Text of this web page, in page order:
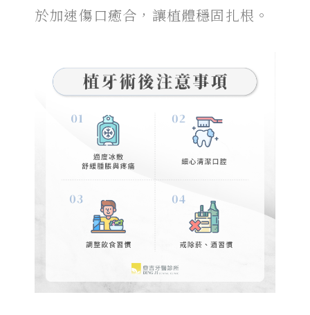
於加速傷口癒合，讓植體穩固扎根。